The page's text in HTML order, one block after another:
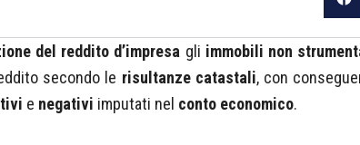
del reddito d’impresa gli immobili non
secondo le risultanze catastali, con
e negativi imputati nel conto economico.